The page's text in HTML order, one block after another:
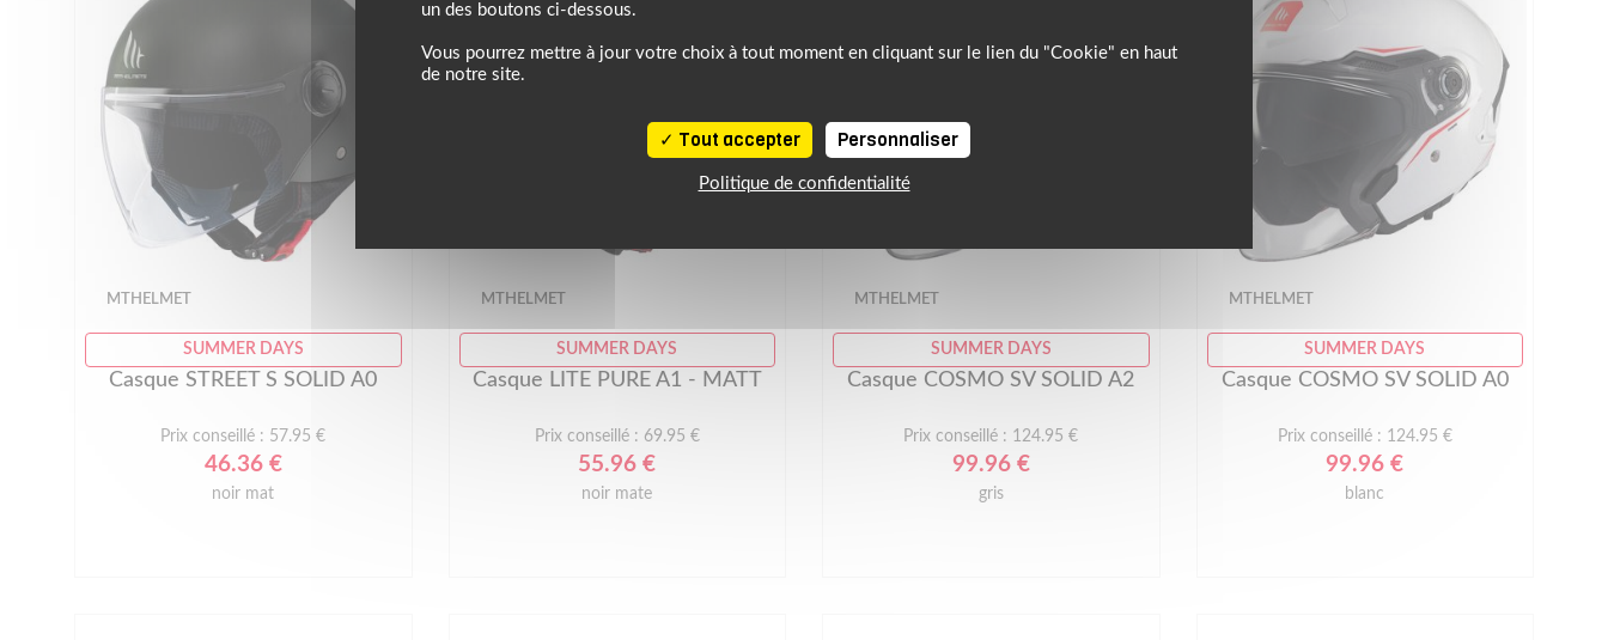
MTHELMET
SUMMER DAYS
Casque STREET S SOLID A0
Prix conseillé : 57.95 €
46.36 €
noir mat
MTHELMET
SUMMER DAYS
Casque LITE PURE A1 - MATT
Prix conseillé : 69.95 €
55.96 €
noir mate
MTHELMET
SUMMER DAYS
Casque COSMO SV SOLID A2
Prix conseillé : 124.95 €
99.96 €
gris
MTHELMET
SUMMER DAYS
Casque COSMO SV SOLID A0
Prix conseillé : 124.95 €
99.96 €
blanc
un des boutons ci-dessous.
Vous pourrez mettre à jour votre choix à tout moment en cliquant sur le lien du "Cookie" en haut
de notre site.
Tout accepter Personnaliser
Politique de confidentialité